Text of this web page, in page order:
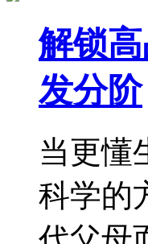
解锁
发分阶
当更懂
科学的